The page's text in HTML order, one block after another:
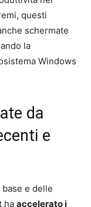
questi
schermate
la
Windows
da
e
e delle
ha accelerato i